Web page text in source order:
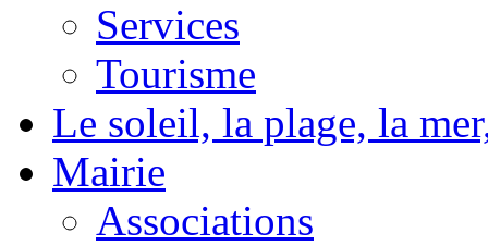
Services
Tourisme
Le soleil, la plage, la
Mairie
Associations